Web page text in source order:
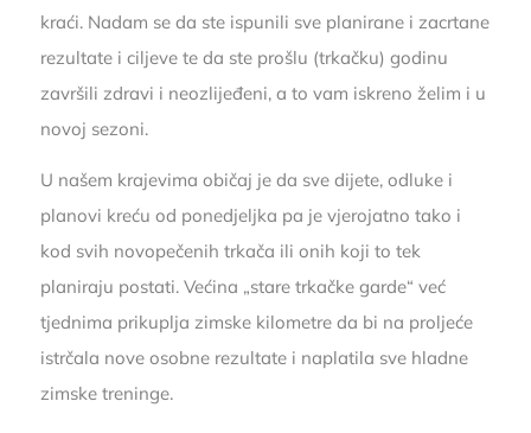
kraći. Nadam se da ste ispunili sve planirane i zacrtane
rezultate i ciljeve te da ste prošlu (trkačku) godinu
završili zdravi i neozlijeđeni, a to vam iskreno želim i u
novoj sezoni.
U našem krajevima običaj je da sve dijete, odluke i
planovi kreću od ponedjeljka pa je vjerojatno tako i
kod svih novopečenih trkača ili onih koji to tek
planiraju postati. Većina „stare trkačke garde“ već
tjednima prikuplja zimske kilometre da bi na proljeće
istrčala nove osobne rezultate i naplatila sve hladne
zimske treninge.